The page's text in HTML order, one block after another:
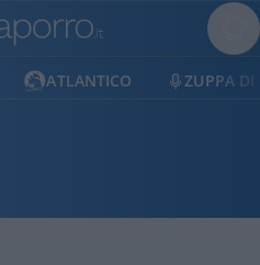
ATLANTICO ZUPPA DI